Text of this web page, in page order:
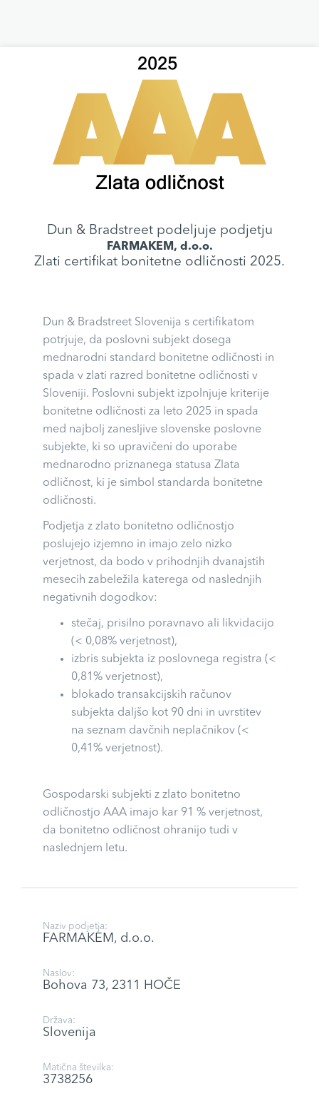
Dun & Bradstreet podeljuje podjetju
FARMAKEM, d.o.o.
Zlati certifikat bonitetne odličnosti 2025.
Dun & Bradstreet Slovenija s certifikatom
potrjuje, da poslovni subjekt dosega
mednarodni standard bonitetne odličnosti in
spada v zlati razred bonitetne odličnosti v
Sloveniji. Poslovni subjekt izpolnjuje kriterije
bonitetne odličnosti za leto 2025 in spada
med najbolj zanesljive slovenske poslovne
subjekte, ki so upravičeni do uporabe
mednarodno priznanega statusa Zlata
odličnost, ki je simbol standarda bonitetne
odličnosti.
Podjetja z zlato bonitetno odličnostjo
poslujejo izjemno in imajo zelo nizko
verjetnost, da bodo v prihodnjih dvanajstih
mesecih zabeležila katerega od naslednjih
negativnih dogodkov:
stečaj, prisilno poravnavo ali likvidacijo
(< 0,08% verjetnost),
izbris subjekta iz poslovnega registra (<
0,81% verjetnost),
blokado transakcijskih računov
subjekta daljšo kot 90 dni in uvrstitev
na seznam davčnih neplačnikov (<
0,41% verjetnost).
Gospodarski subjekti z zlato bonitetno
odličnostjo AAA imajo kar 91 % verjetnost,
da bonitetno odličnost ohranijo tudi v
naslednjem letu.
Naziv podjetja:
FARMAKEM, d.o.o.
Naslov:
Bohova 73, 2311 HOČE
Država:
Slovenija
Matična številka:
3738256